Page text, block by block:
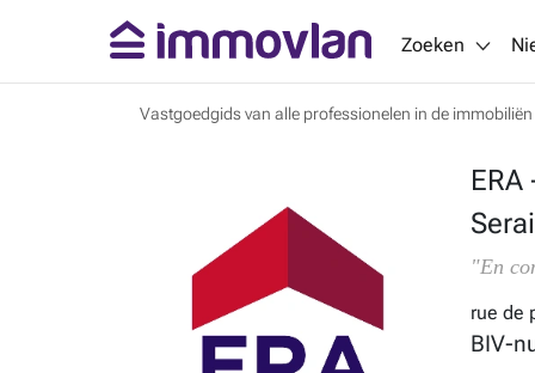
Zoeken
Vastgoedgids van alle professionelen in de immobiliën
"En
rue de
BIV-